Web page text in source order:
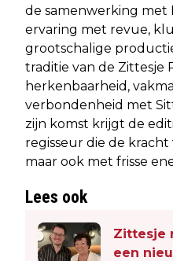
de samenwerking met
ervaring met revue,
grootschalige
traditie van de Zittesje
herkenbaarheid,
verbondenheid met
zijn komst krijgt de
regisseur die de
maar ook met frisse
Lees ook
Zittesje
een